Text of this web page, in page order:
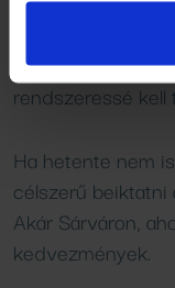
Nem kérdés
rendszeressé
Ha hetente nem
célszerű beiktatni
Akár Sárváron,
kedvezmények.